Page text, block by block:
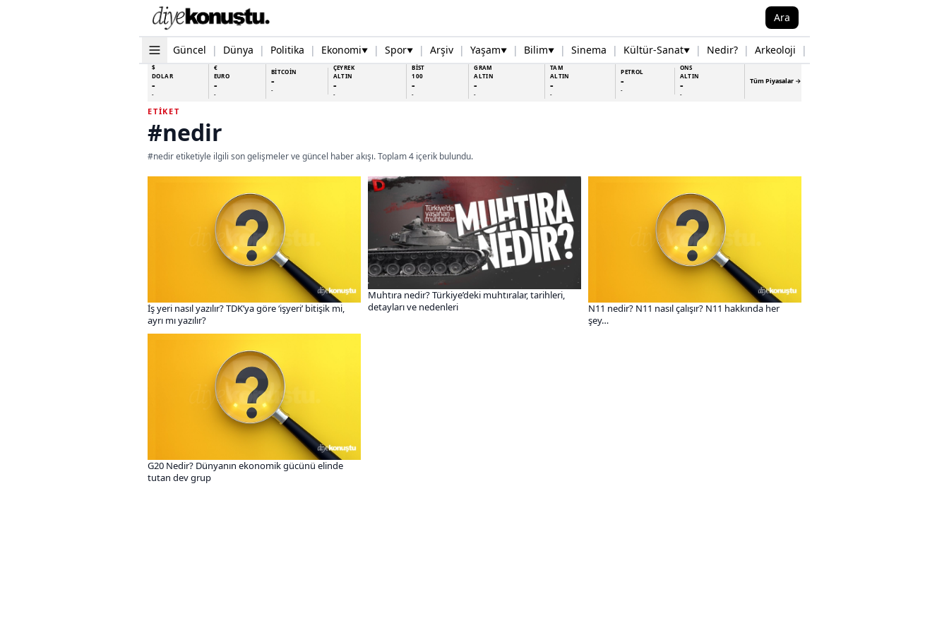
Ara
Güncel | Dünya | Politika | Ekonomi▼ | Spor▼ | Arşiv | Yaşam▼ | Bilim▼ | Sinema | Kültür-Sanat▼ | Nedir? | Arkeoloji |
$
DOLAR
-
-
€
EURO
-
-
BİTCOİN
-
-
ÇEYREK
ALTIN
-
-
BİST
100
-
-
GRAM
ALTIN
-
-
TAM
ALTIN
-
-
PETROL
-
-
ONS
ALTIN
-
-
Tüm Piyasalar →
ETIKET
#nedir
#nedir etiketiyle ilgili son gelişmeler ve güncel haber akışı. Toplam 4 içerik bulundu.
İş yeri nasıl yazılır? TDK’ya göre ‘işyeri’ bitişik mi,
ayrı mı yazılır?
Muhtıra nedir? Türkiye’deki muhtıralar, tarihleri,
detayları ve nedenleri
N11 nedir? N11 nasıl çalışır? N11 hakkında her
şey…
G20 Nedir? Dünyanın ekonomik gücünü elinde
tutan dev grup